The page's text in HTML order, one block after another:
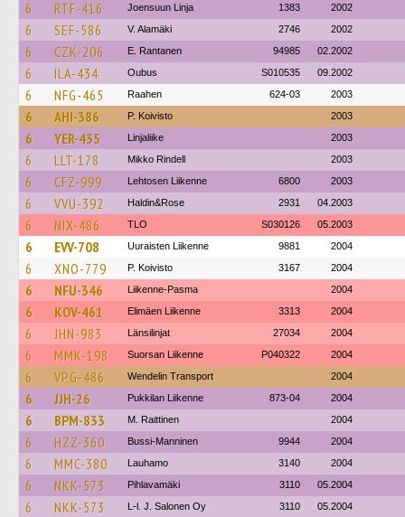
6 RTF-416 Joensuun Linja 1383 2002
6 SEF-586 V. Alamäki 2746 2002
6 CZK-206 E. Rantanen 94985 02.2002
6 ILA-434 Oubus S010535 09.2002
6 NFG-465 Raahen 624-03 2003
6 AHI-386 P. Koivisto 2003
6 YER-435 Linjaliike 2003
6 LLT-178 Mikko Rindell 2003
6 CFZ-999 Lehtosen Liikenne 6800 2003
6 VVU-392 Haldin&Rose 2931 04.2003
6 NIX-486 TLO S030126 05.2003
6 EVV-708 Uuraisten Liikenne 9881 2004
6 XNO-779 P. Koivisto 3167 2004
6 NFU-346 Liikenne-Pasma 2004
6 KOV-461 Elimäen Liikenne 3313 2004
6 JHN-983 Länsilinjat 27034 2004
6 MMK-198 Suorsan Liikenne P040322 2004
6 VPG-486 Wendelin Transport 2004
6 JJH-26 Pukkilan Liikenne 873-04 2004
6 BPM-833 M. Raittinen 2004
6 HZZ-360 Bussi-Manninen 9944 2004
6 MMC-380 Lauhamo 3140 2004
6 NKK-573 Pihlavamäki 3110 05.2004
6 NKK-573 L-l. J. Salonen Oy 3110 05.2004